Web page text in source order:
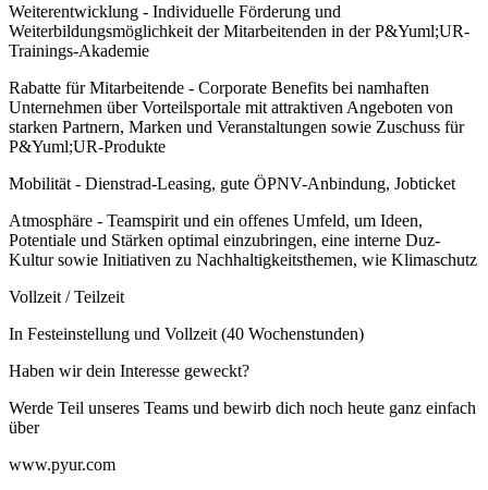
Weiterentwicklung - Individuelle Förderung und
Weiterbildungsmöglichkeit der Mitarbeitenden in der P&Yuml;UR-
Trainings-Akademie
Rabatte für Mitarbeitende - Corporate Benefits bei namhaften
Unternehmen über Vorteilsportale mit attraktiven Angeboten von
starken Partnern, Marken und Veranstaltungen sowie Zuschuss für
P&Yuml;UR-Produkte
Mobilität - Dienstrad-Leasing, gute ÖPNV-Anbindung, Jobticket
Atmosphäre - Teamspirit und ein offenes Umfeld, um Ideen,
Potentiale und Stärken optimal einzubringen, eine interne Duz-
Kultur sowie Initiativen zu Nachhaltigkeitsthemen, wie Klimaschutz
Vollzeit / Teilzeit
In Festeinstellung und Vollzeit (40 Wochenstunden)
Haben wir dein Interesse geweckt?
Werde Teil unseres Teams und bewirb dich noch heute ganz einfach
über
www.pyur.com